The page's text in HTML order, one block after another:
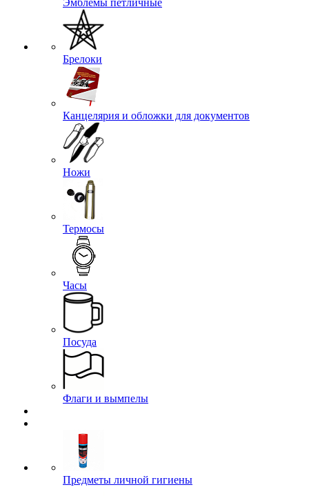
Эмблемы петличные
Брелоки
Канцелярия и обложки для документов
Ножи
Термосы
Часы
Посуда
Флаги и вымпелы
Предметы личной гигиены